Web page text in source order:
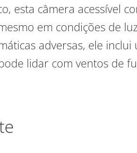
esta câmera acessível
em condições de
adversas, ele
lidar com ventos de